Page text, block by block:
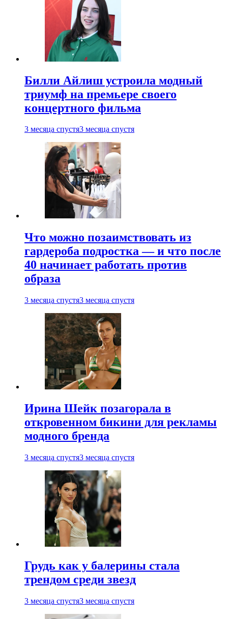
Билли Айлиш устроила модный
триумф на премьере своего
концертного фильма
3 месяца спустя3 месяца спустя
Что можно позаимствовать из
гардероба подростка — и что после
40 начинает работать против
образа
3 месяца спустя3 месяца спустя
Ирина Шейк позагорала в
откровенном бикини для рекламы
модного бренда
3 месяца спустя3 месяца спустя
Грудь как у балерины стала
трендом среди звезд
3 месяца спустя3 месяца спустя